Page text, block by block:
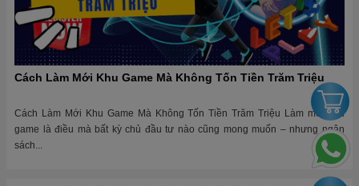
Cách Làm Mới Khu Game Mà Không Tốn Tiền Trăm Triệu
Cách Làm Mới Khu Game Mà Không Tốn Tiền Trăm Triệu Làm mới khu
game là điều mà bất kỳ chủ đầu tư nào cũng mong muốn – nhưng ngân
sách...